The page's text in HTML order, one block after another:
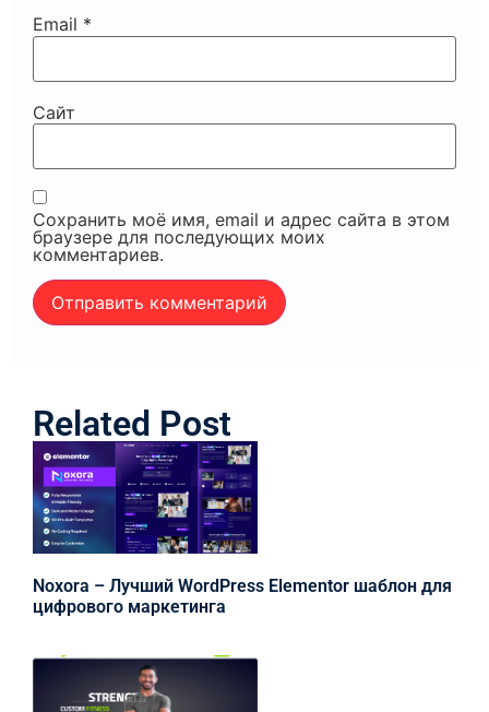
Email *
Сайт
Сохранить моё имя, email и адрес сайта в этом
браузере для последующих моих
комментариев.
Related Post
Noxora – Лучший WordPress Elementor шаблон для
цифрового маркетинга